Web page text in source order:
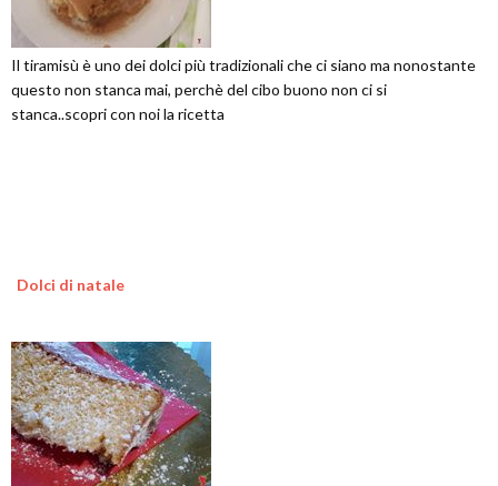
Il tiramisù è uno dei dolci più tradizionali che ci siano ma nonostante
questo non stanca mai, perchè del cibo buono non ci si
stanca..scopri con noi la ricetta
Dolci di natale